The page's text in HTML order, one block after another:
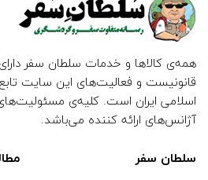
همه‌ی کالاها و خدمات سلطان سفر دارای
قانونیست و فعالیت‌های این سایت
اسلامی ایران است. کلیه‌ی
آژانس‌های ارائه کننده می‌باشد.
سلطان سفر